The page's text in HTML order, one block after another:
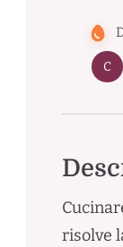
C
risolve